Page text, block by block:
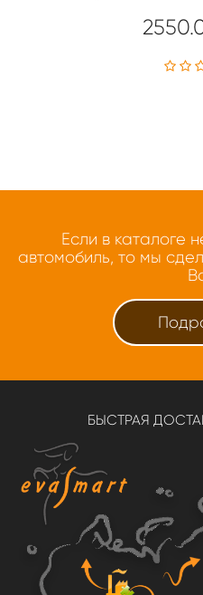
Если в каталоге
автомобиль, то мы
БЫСТРАЯ